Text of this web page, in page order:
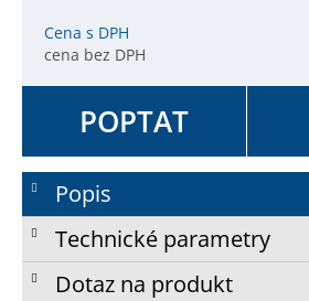
Cena s DPH
cena bez DPH
POPTAT
Popis
Technické parametry
Dotaz na produkt